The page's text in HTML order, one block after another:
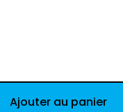
Ajouter au panier